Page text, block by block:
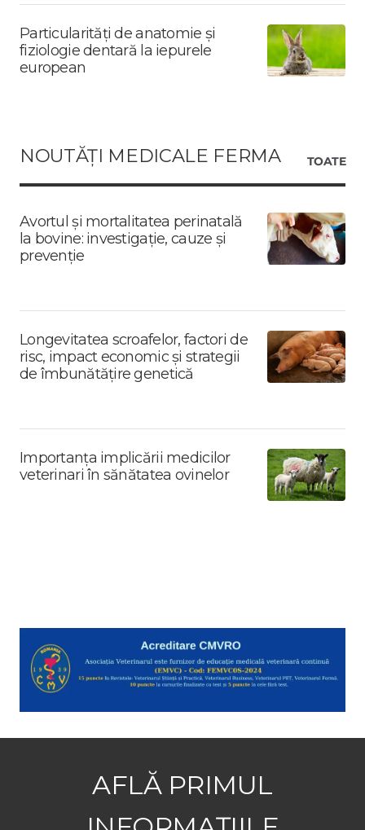
Particularități de anatomie și
fiziologie dentară la iepurele
european
NOUTĂȚI MEDICALE FERMA TOATE
Avortul și mortalitatea perinatală
la bovine: investigație, cauze și
prevenție
Longevitatea scroafelor, factori de
risc, impact economic și strategii
de îmbunătățire genetică
Importanța implicării medicilor
veterinari în sănătatea ovinelor
AFLĂ PRIMUL